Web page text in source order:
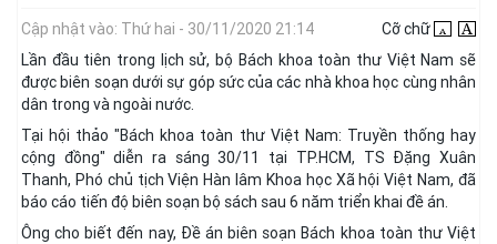
Cập nhật vào: Thứ hai - 30/11/2020 21:14
Cỡ chữ
Lần đầu tiên trong lịch sử, bộ Bách khoa toàn thư Việt Nam sẽ
được biên soạn dưới sự góp sức của các nhà khoa học cùng nhân
dân trong và ngoài nước.
Tại hội thảo "Bách khoa toàn thư Việt Nam: Truyền thống hay
cộng đồng" diễn ra sáng 30/11 tại TP.HCM, TS Đặng Xuân
Thanh, Phó chủ tịch Viện Hàn lâm Khoa học Xã hội Việt Nam, đã
báo cáo tiến độ biên soạn bộ sách sau 6 năm triển khai đề án.
Ông cho biết đến nay, Đề án biên soạn Bách khoa toàn thư Việt